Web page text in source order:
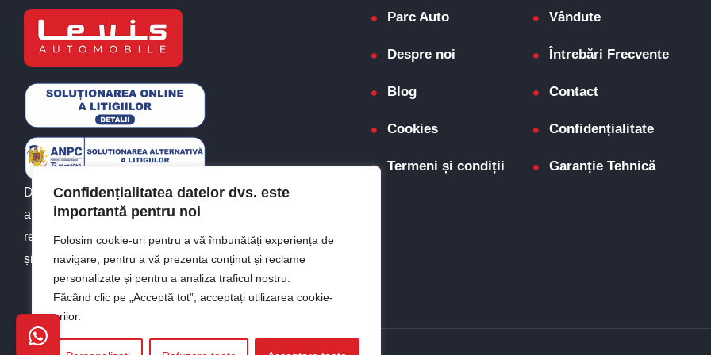
Confidențialitatea datelor dvs. este
importantă pentru noi
Folosim cookie-uri pentru a vă îmbunătăți experiența de
navigare, pentru a vă prezenta conținut și reclame
personalizate și pentru a analiza traficul nostru.
Făcând clic pe „Acceptă tot”, acceptați utilizarea cookie-
urilor.
Din 2010, Levis Automobile este alături de tine în
alegerea autoutilitarei potrivite. Experiență, calitate și
recomandări solide de autoutilitare de vânzare. Simplu
și de încredere.
Parc Auto Vândute
Despre noi Întrebări Frecvente
Blog Contact
Cookies Confidențialitate
Termeni și condiții Garanție Tehnică